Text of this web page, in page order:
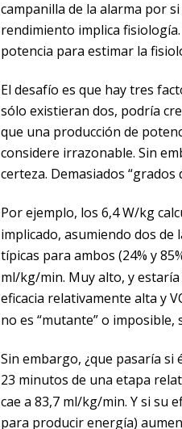
campanilla de la alarma por
rendimiento implica
potencia para estimar la
El desafío es que hay tres
sólo existieran dos, podría
que una producción de
considere irrazonable. Sin
certeza. Demasiados “grados
Por ejemplo, los 6,4 W/kg
implicado, asumiendo dos de
típicas para ambos (24% y
ml/kg/min. Muy alto, y
eficacia relativamente alta y
no es “mutante” o
Sin embargo, ¿que pasaría si
23 minutos de una etapa
cae a 83,7 ml/kg/min. Y si su
para producir energía)